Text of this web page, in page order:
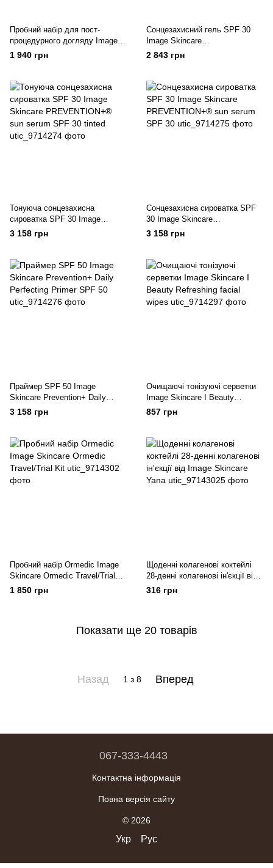
Пробний набір для пост-
процедурного догляду Image
Skincare I Peel Post-Treatment
Travel/Trial Kit
1 940 грн
Сонцезахисний гель SPF 30
Image Skincare
PREVENTION+® clear solar gel
2 843 грн
Тонуюча сонцезахисна
сироватка SPF 30 Image
Skincare PREVENTION+® sun
serum SPF 30 tinted
3 158 грн
Сонцезахисна сироватка SPF
30 Image Skincare
PREVENTION+® sun serum
3 158 грн
Праймер SPF 50 Image
Skincare Prevention+ Daily
Perfecting Primer SPF 50
3 158 грн
Очищаючі тонізуючі серветки
Image Skincare I Beauty
Refreshing facial wipes
857 грн
Пробний набір Ormedic Image
Skincare Ormedic Travel/Trial
Kit
1 850 грн
Щоденні колагенові коктейлі
28-денні колагенові ін'єкції від
Image Skincare Yana
316 грн
Показати ще 20 товарів
Назад 1з 8 Вперед
067-333-4443
Контактна інформація
Повна версія сайту
© 2026
Укр Рус